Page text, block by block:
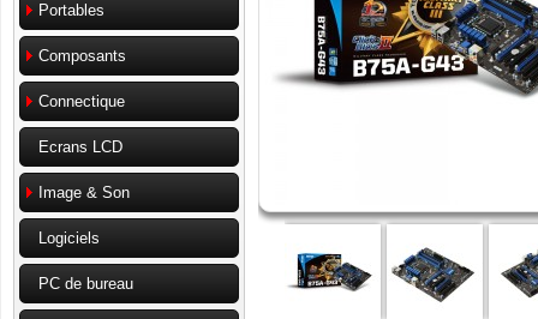
Portables
Composants
Connectique
Ecrans LCD
Image & Son
Logiciels
PC de bureau